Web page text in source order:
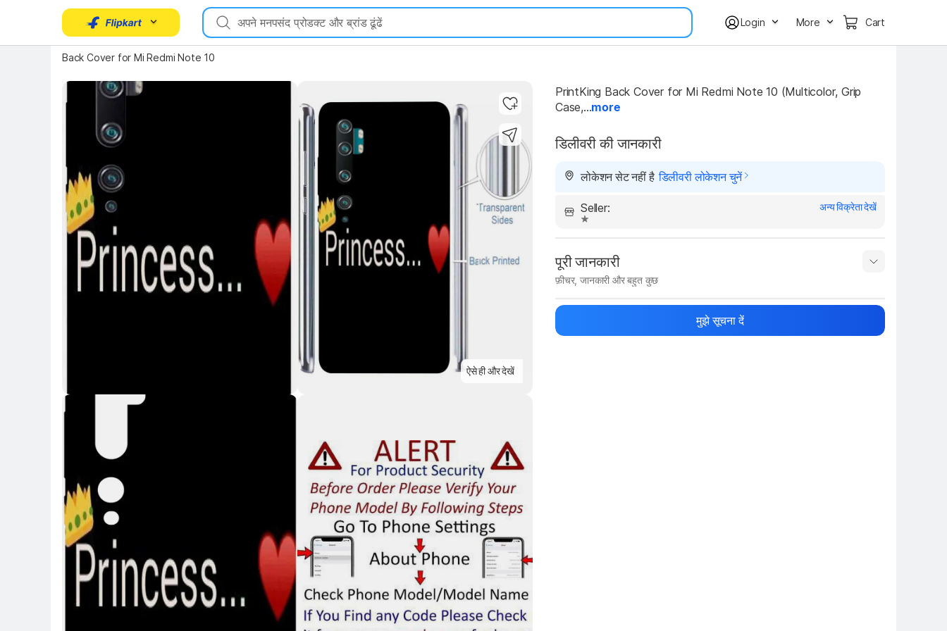
Login More Cart
Back Cover for Mi Redmi Note 10
Key Highlights
ऐसे ही और देखें
Key Highlights
PrintKing Back Cover for Mi Redmi Note 10 (Multicolor, Grip
Case,...more
डिलीवरी की जानकारी
लोकेशन सेट नहीं है डिलीवरी लोकेशन चुनें
Seller: अन्य विक्रेता देखें
पूरी जानकारी
फ़ीचर, जानकारी और बहुत कुछ
Show More
मुझे सूचना दें